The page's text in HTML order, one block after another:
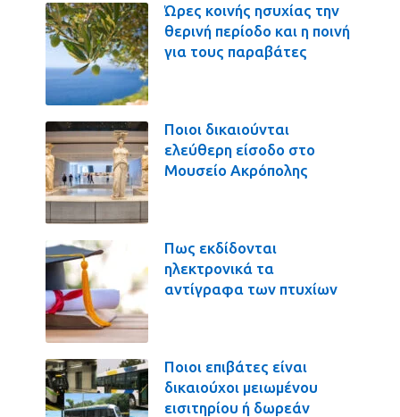
Ώρες κοινής ησυχίας την
θερινή περίοδο και η ποινή
για τους παραβάτες
Ποιοι δικαιούνται
ελεύθερη είσοδο στο
Μουσείο Ακρόπολης
Πως εκδίδονται
ηλεκτρονικά τα
αντίγραφα των πτυχίων
Ποιοι επιβάτες είναι
δικαιούχοι μειωμένου
εισιτηρίου ή δωρεάν